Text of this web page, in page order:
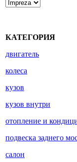
КАТЕГОРИЯ
двигатель
колеса
кузов
кузов внутри
отопление и
подвеска заднего
салон